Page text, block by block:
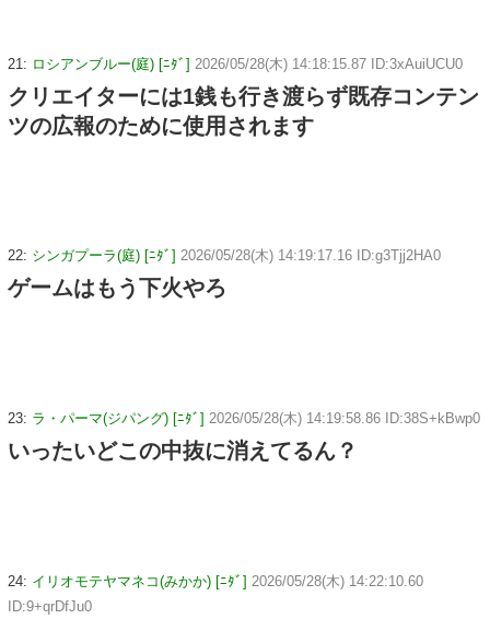
21: ロシアンブルー(庭) [ﾆﾀﾞ] 2026/05/28(木) 14:18:15.87 ID:3xAuiUCU0
クリエイターには1銭も行き渡らず既存コンテン
ツの広報のために使用されます
22: シンガプーラ(庭) [ﾆﾀﾞ] 2026/05/28(木) 14:19:17.16 ID:g3Tjj2HA0
ゲームはもう下火やろ
23: ラ・パーマ(ジパング) [ﾆﾀﾞ] 2026/05/28(木) 14:19:58.86 ID:38S+kBwp0
いったいどこの中抜に消えてるん？
24: イリオモテヤマネコ(みかか) [ﾆﾀﾞ] 2026/05/28(木) 14:22:10.60
ID:9+qrDfJu0